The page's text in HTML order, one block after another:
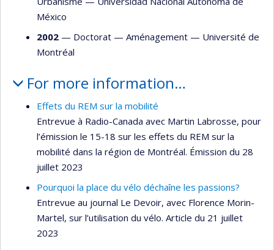
México
2002 — Doctorat — Aménagement — Université de
Montréal
For more information…
Effets du REM sur la mobilité
Entrevue à Radio-Canada avec Martin Labrosse, pour
l’émission le 15-18 sur les effets du REM sur la
mobilité dans la région de Montréal. Émission du 28
juillet 2023
Pourquoi la place du vélo déchaîne les passions?
Entrevue au journal Le Devoir, avec Florence Morin-
Martel, sur l’utilisation du vélo. Article du 21 juillet
2023